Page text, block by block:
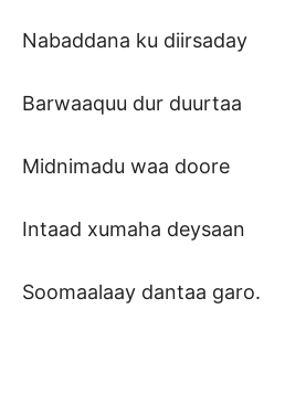
Nabaddana ku diirsaday
Barwaaquu dur duurtaa
Midnimadu waa doore
Intaad xumaha deysaan
Soomaalaay dantaa garo.